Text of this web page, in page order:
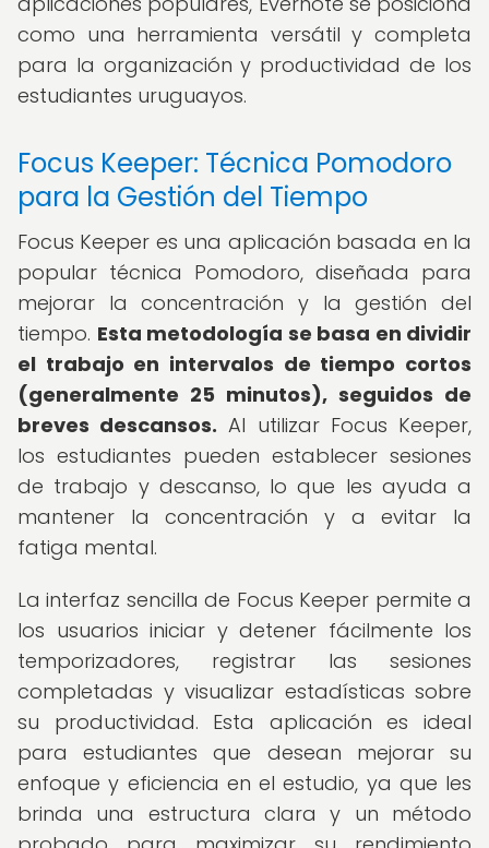
como una herramienta versátil y completa
para la organización y productividad de los
estudiantes uruguayos.
Focus Keeper: Técnica Pomodoro
para la Gestión del Tiempo
Focus Keeper es una aplicación basada en la
popular técnica Pomodoro, diseñada para
mejorar la concentración y la gestión del
tiempo. Esta metodología se basa en dividir
el trabajo en intervalos de tiempo cortos
(generalmente 25 minutos), seguidos de
breves descansos. Al utilizar Focus Keeper,
los estudiantes pueden establecer sesiones
de trabajo y descanso, lo que les ayuda a
mantener la concentración y a evitar la
fatiga mental.
La interfaz sencilla de Focus Keeper permite a
los usuarios iniciar y detener fácilmente los
temporizadores, registrar las sesiones
completadas y visualizar estadísticas sobre
su productividad. Esta aplicación es ideal
para estudiantes que desean mejorar su
enfoque y eficiencia en el estudio, ya que les
brinda una estructura clara y un método